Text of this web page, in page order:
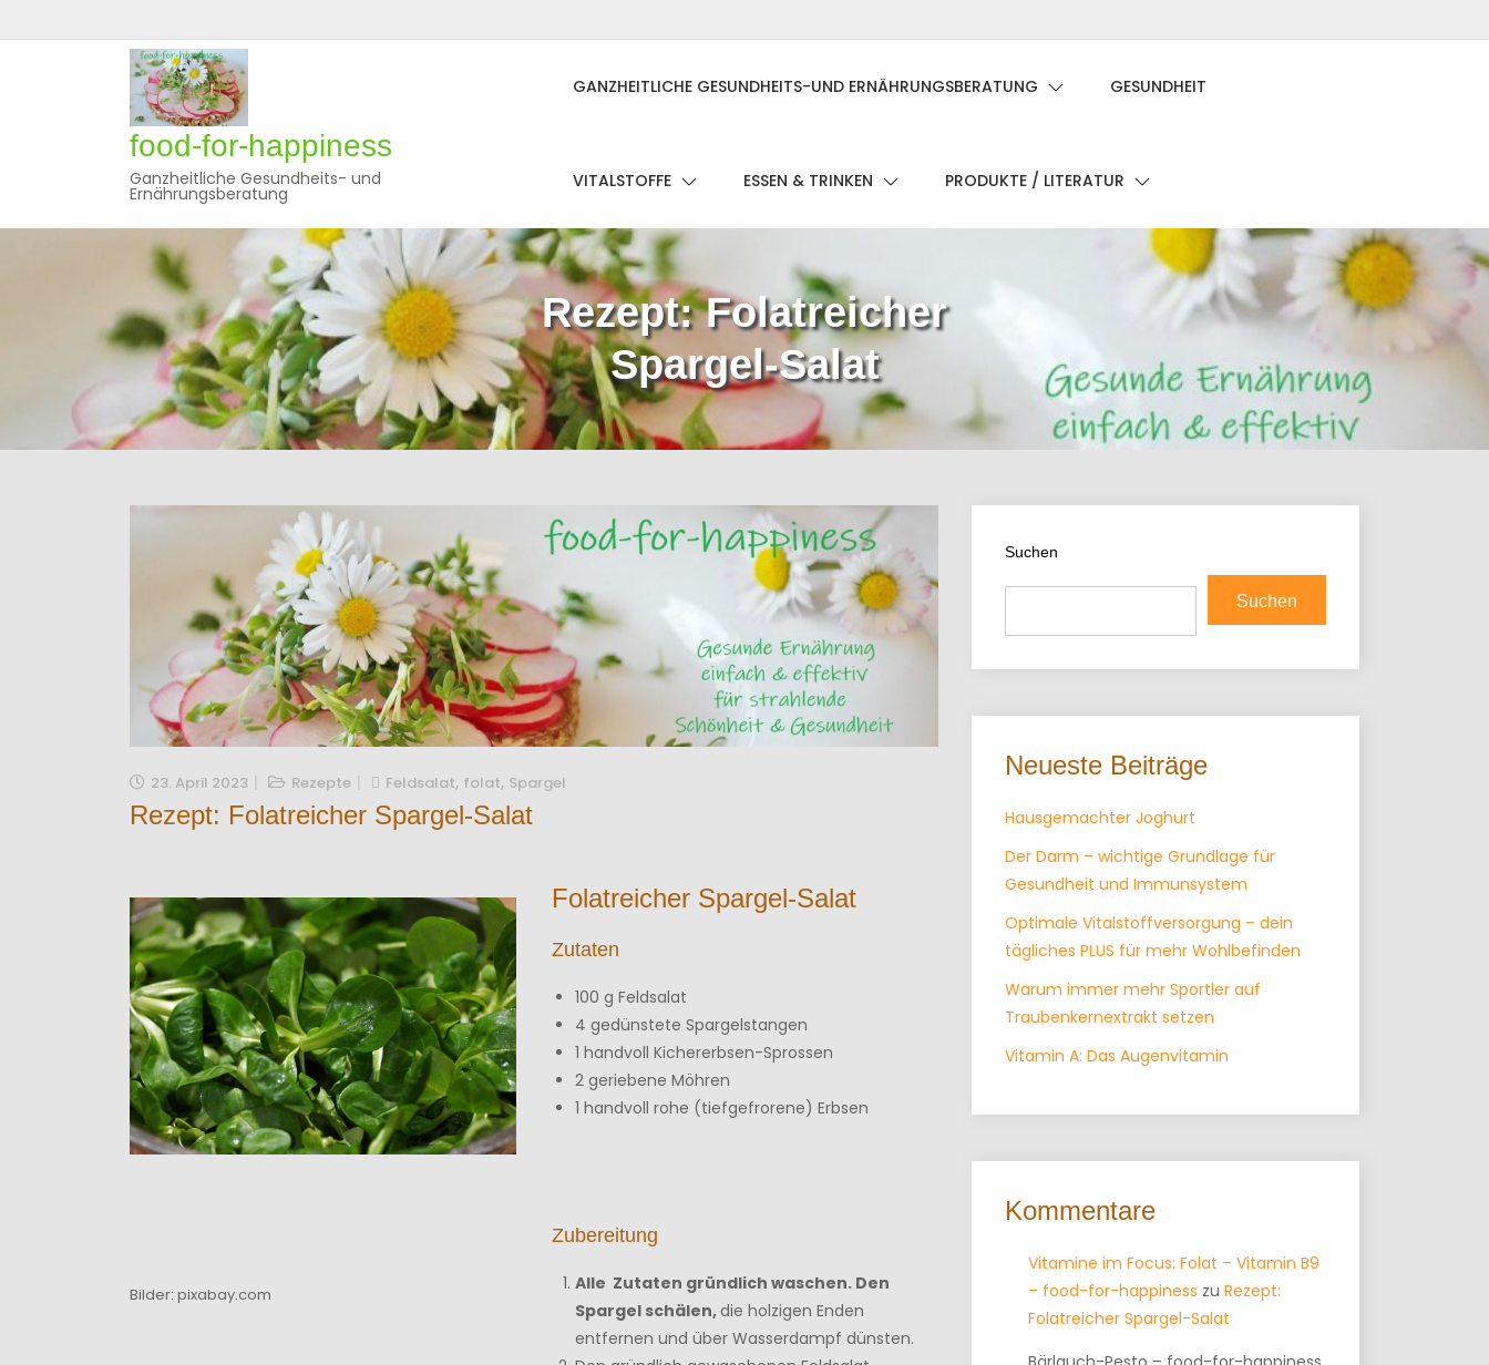
to
Privatsphäre-
Historie
Einwilligungen
food-for-happiness
Ganzheitliche Gesundheits- und
Ernährungsberatung
GANZHEITLICHE GESUNDHEITS-UND ERNÄHRUNGSBERATUNG GESUNDHEIT
VITALSTOFFE ESSEN & TRINKEN PRODUKTE / LITERATUR
Rezept: Folatreicher
Spargel-Salat
23. April 2023 Rezepte Feldsalat, folat, Spargel
Rezept: Folatreicher Spargel-Salat
Folatreicher Spargel-Salat
Zutaten
100 g Feldsalat
4 gedünstete Spargelstangen
1 handvoll Kichererbsen-Sprossen
2 geriebene Möhren
1 handvoll rohe (tiefgefrorene) Erbsen
Bilder: pixabay.com
Zubereitung
Alle Zutaten gründlich waschen. Den
Spargel schälen,die holzigen Enden
entfernen und über Wasserdampf dünsten.
Suchen
Suchen
Neueste Beiträge
Hausgemachter Joghurt
Der Darm – wichtige Grundlage für
Gesundheit und Immunsystem
Optimale Vitalstoffversorgung – dein
tägliches PLUS für mehr Wohlbefinden
Warum immer mehr Sportler auf
Traubenkernextrakt setzen
Vitamin A: Das Augenvitamin
Kommentare
Vitamine im Focus: Folat – Vitamin B9
– food-for-happiness zu Rezept:
Folatreicher Spargel-Salat